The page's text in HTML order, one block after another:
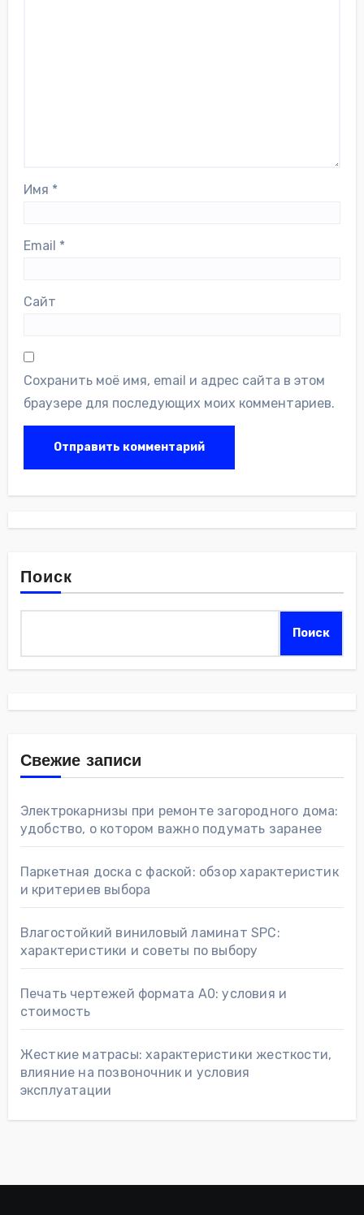
Имя *
Email *
Сайт
Сохранить моё имя, email и адрес сайта в этом
браузере для последующих моих комментариев.
Поиск
Поиск
Свежие записи
Электрокарнизы при ремонте загородного дома:
удобство, о котором важно подумать заранее
Паркетная доска с фаской: обзор характеристик
и критериев выбора
Влагостойкий виниловый ламинат SPC:
характеристики и советы по выбору
Печать чертежей формата А0: условия и
стоимость
Жесткие матрасы: характеристики жесткости,
влияние на позвоночник и условия
эксплуатации